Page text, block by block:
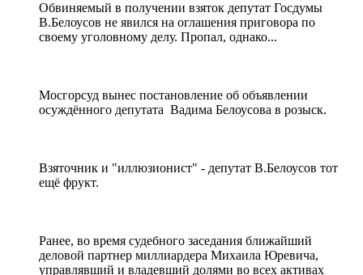
Обвиняемый в получении взяток депутат Госдумы
В.Белоусов не явился на оглашения приговора по
своему уголовному делу. Пропал, однако...
Мосгорсуд вынес постановление об объявлении
осуждённого депутата Вадима Белоусова в розыск.
Взяточник и "иллюзионист" - депутат В.Белоусов тот
ещё фрукт.
Ранее, во время судебного заседания ближайший
деловой партнер миллиардера Михаила Юревича,
управлявший и владевший долями во всех активах